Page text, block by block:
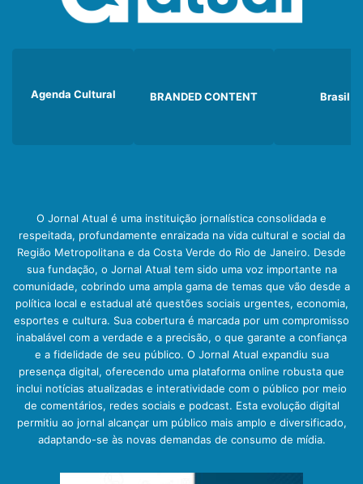
Agenda Cultural BRANDED CONTENT Brasil
O Jornal Atual é uma instituição jornalística consolidada e
respeitada, profundamente enraizada na vida cultural e social da
Região Metropolitana e da Costa Verde do Rio de Janeiro. Desde
sua fundação, o Jornal Atual tem sido uma voz importante na
comunidade, cobrindo uma ampla gama de temas que vão desde a
política local e estadual até questões sociais urgentes, economia,
esportes e cultura. Sua cobertura é marcada por um compromisso
inabalável com a verdade e a precisão, o que garante a confiança
e a fidelidade de seu público. O Jornal Atual expandiu sua
presença digital, oferecendo uma plataforma online robusta que
inclui notícias atualizadas e interatividade com o público por meio
de comentários, redes sociais e podcast. Esta evolução digital
permitiu ao jornal alcançar um público mais amplo e diversificado,
adaptando-se às novas demandas de consumo de mídia.